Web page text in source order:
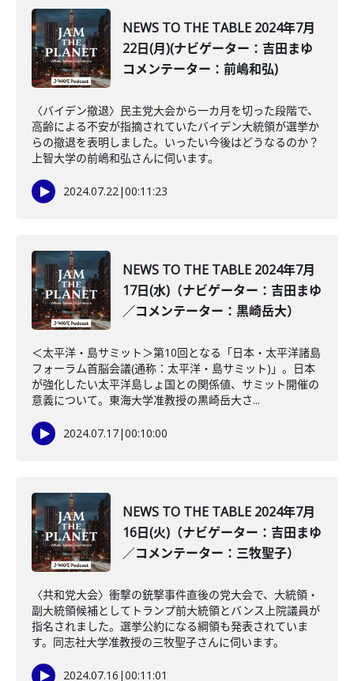
NEWS TO THE TABLE 2024年7月
22日(月)(ナビゲーター：吉田まゆ
コメンテーター：前嶋和弘)
〈バイデン撤退〉民主党大会から一カ月を切った段階で、
高齢による不安が指摘されていたバイデン大統領が選挙か
らの撤退を表明しました。いったい今後はどうなるのか？
上智大学の前嶋和弘さんに伺います。
2024.07.22|00:11:23
NEWS TO THE TABLE 2024年7月
17日(水)（ナビゲーター：吉田まゆ
／コメンテーター：黒崎岳大）
＜太平洋・島サミット＞第10回となる「日本・太平洋諸島
フォーラム首脳会議(通称：太平洋・島サミット)」。日本
が強化したい太平洋島しょ国との関係値、サミット開催の
意義について。東海大学准教授の黒崎岳大さ...
2024.07.17|00:10:00
NEWS TO THE TABLE 2024年7月
16日(火)（ナビゲーター：吉田まゆ
／コメンテーター：三牧聖子）
〈共和党大会〉衝撃の銃撃事件直後の党大会で、大統領・
副大統領候補としてトランプ前大統領とバンス上院議員が
指名されました。選挙公約になる綱領も発表されていま
す。同志社大学准教授の三牧聖子さんに伺います。
2024.07.16 |00:11:01